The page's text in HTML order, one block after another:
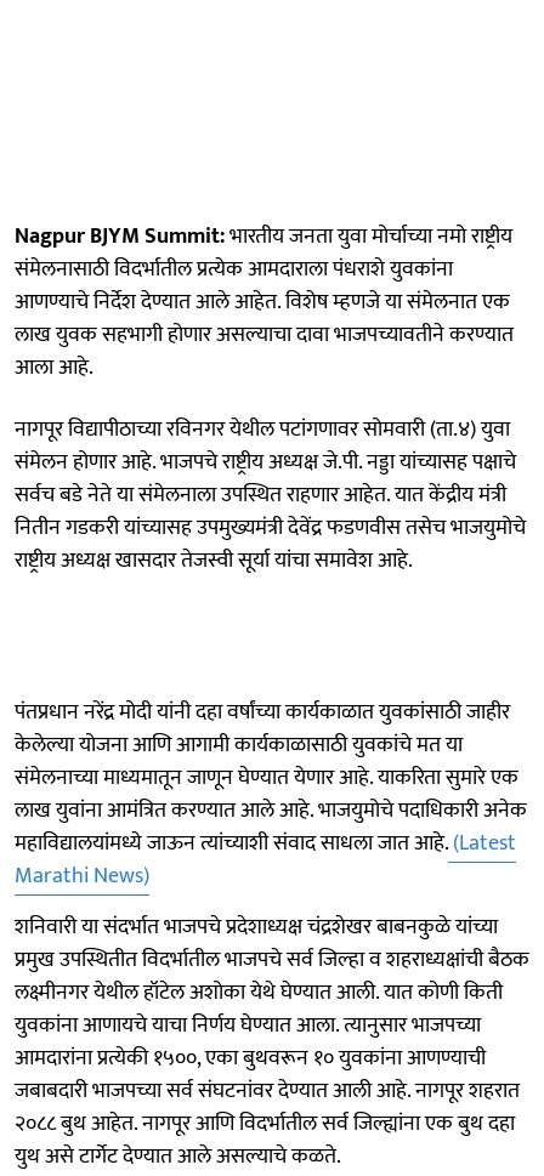
Nagpur BJYM Summit:भारतीय जनता युवा मोर्चाच्या नमो राष्ट्रीय
संमेलनासाठी विदर्भातील प्रत्येक आमदाराला पंधराशे युवकांना
आणण्याचे निर्देश देण्यात आले आहेत. विशेष म्हणजे या संमेलनात एक
लाख युवक सहभागी होणार असल्याचा दावा भाजपच्यावतीने करण्यात
आला आहे.
नागपूर विद्यापीठाच्या रविनगर येथील पटांगणावर सोमवारी (ता.४) युवा
संमेलन होणार आहे. भाजपचे राष्ट्रीय अध्यक्ष जे.पी. नड्डा यांच्यासह पक्षाचे
सर्वच बडे नेते या संमेलनाला उपस्थित राहणार आहेत. यात केंद्रीय मंत्री
नितीन गडकरी यांच्यासह उपमुख्यमंत्री देवेंद्र फडणवीस तसेच भाजयुमोचे
राष्ट्रीय अध्यक्ष खासदार तेजस्वी सूर्या यांचा समावेश आहे.
पंतप्रधान नरेंद्र मोदी यांनी दहा वर्षांच्या कार्यकाळात युवकांसाठी जाहीर
केलेल्या योजना आणि आगामी कार्यकाळासाठी युवकांचे मत या
संमेलनाच्या माध्यमातून जाणून घेण्यात येणार आहे. याकरिता सुमारे एक
लाख युवांना आमंत्रित करण्यात आले आहे. भाजयुमोचे पदाधिकारी अनेक
महाविद्यालयांमध्ये जाऊन त्यांच्याशी संवाद साधला जात आहे.(Latest
Marathi News)
शनिवारी या संदर्भात भाजपचे प्रदेशाध्यक्ष चंद्रशेखर बाबनकुळे यांच्या
प्रमुख उपस्थितीत विदर्भातील भाजपचे सर्व जिल्हा व शहराध्यक्षांची बैठक
लक्ष्मीनगर येथील हॉटेल अशोका येथे घेण्यात आली. यात कोणी किती
युवकांना आणायचे याचा निर्णय घेण्यात आला. त्यानुसार भाजपच्या
आमदारांना प्रत्येकी १५००, एका बुथवरून १० युवकांना आणण्याची
जबाबदारी भाजपच्या सर्व संघटनांवर देण्यात आली आहे. नागपूर शहरात
२०८८ बुथ आहेत. नागपूर आणि विदर्भातील सर्व जिल्ह्यांना एक बुथ दहा
युथ असे टार्गेट देण्यात आले असल्याचे कळते.